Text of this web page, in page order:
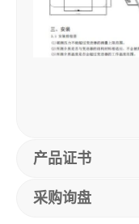
产品证书
采购询盘